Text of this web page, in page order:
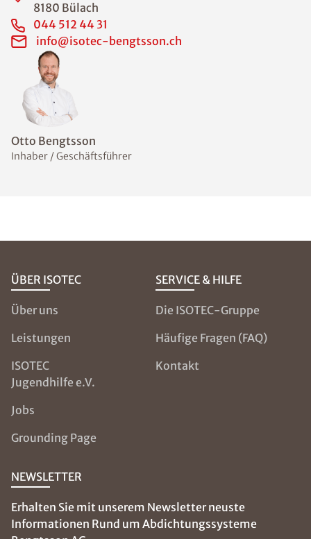
Otto Bengtsson
Inhaber / Geschäftsführer
8180 Bülach
044 512 44 31
info@isotec-bengtsson.ch
ÜBER ISOTEC
Über uns
Leistungen
ISOTEC
Jugendhilfe e.V.
Jobs
Grounding Page
SERVICE & HILFE
Die ISOTEC-Gruppe
Häufige Fragen (FAQ)
Kontakt
NEWSLETTER
Erhalten Sie mit unserem Newsletter neuste
Informationen Rund um Abdichtungssysteme